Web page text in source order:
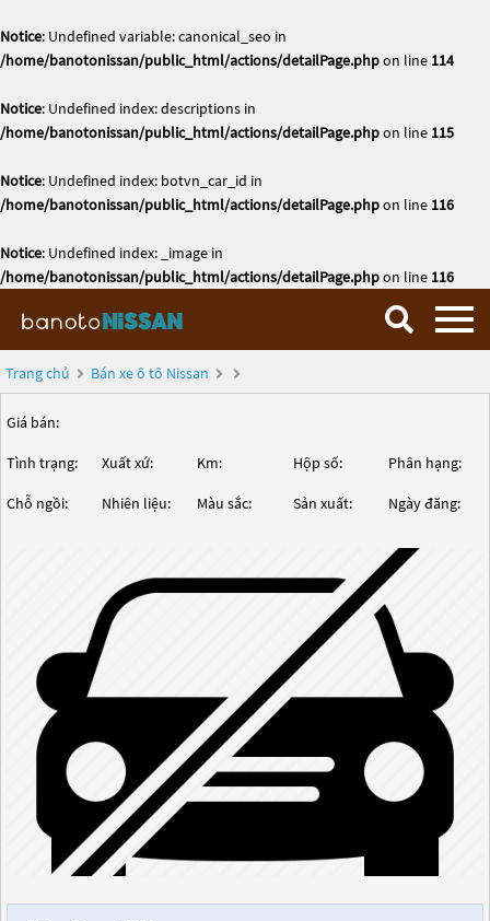
Notice: Undefined variable: canonical_seo in
/home/banotonissan/public_html/actions/detailPage.phpon line 114
Notice: Undefined index: descriptions in
/home/banotonissan/public_html/actions/detailPage.phpon line 115
Notice: Undefined index: botvn_car_id in
/home/banotonissan/public_html/actions/detailPage.phpon line 116
Notice: Undefined index: _image in
/home/banotonissan/public_html/actions/detailPage.phpon line 116
Trang chủ Bán xe ô tô Nissan
Giá bán:
Tình trạng: Xuất xứ: Km: Hộp số: Phân hạng:
Chỗ ngồi: Nhiên liệu: Màu sắc: Sản xuất: Ngày đăng: